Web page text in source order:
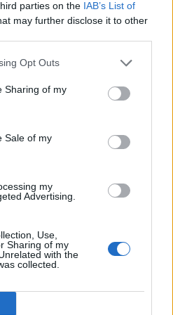
parties on the IAB’s List of
may further disclose it to other
Opt Outs
Sharing of my
Sale of my
my
Advertising.
Use,
Sharing of my
with the
collected.
regressa ao
durante o mês